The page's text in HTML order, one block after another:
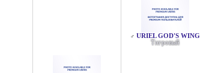
♂ URIEL GOD'S WING
Тигровый